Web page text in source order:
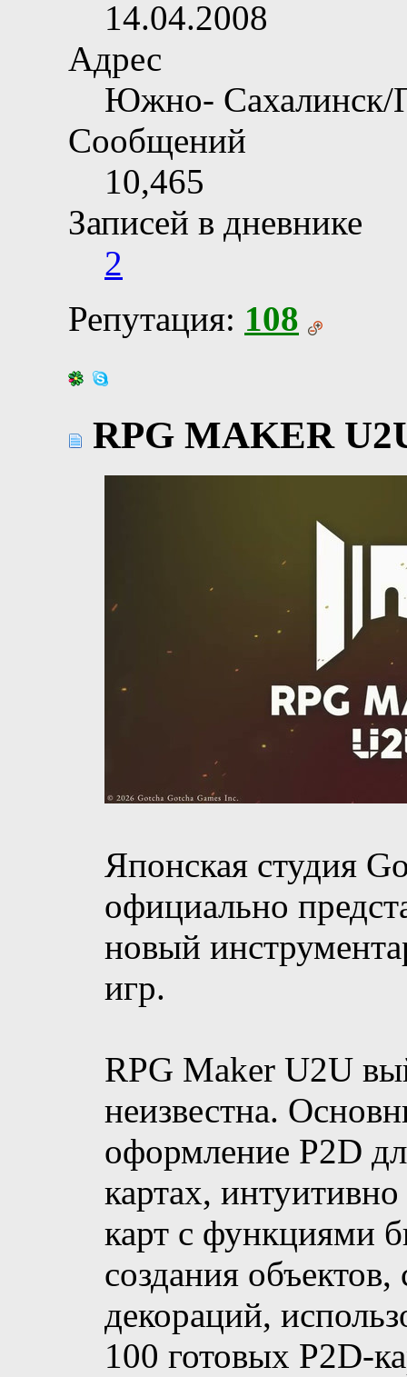
14.04.2008
Адрес
Южно- Сахалинск/
Сообщений
10,465
Записей в дневнике
2
Репутация: 108
RPG MAKER
Японская студия
официально
новый
игр.
RPG Maker U2U
неизвестна.
оформление P2D
картах,
карт с функциями
создания
декораций,
100 готовых P2D-